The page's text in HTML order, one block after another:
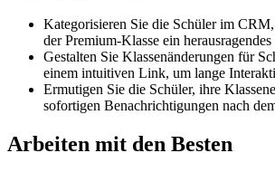
Kategorisieren Sie die Schüler im
der Premium-Klasse ein
Gestalten Sie Klassenänderungen für
einem intuitiven Link, um lange
Ermutigen Sie die Schüler, ihre
sofortigen Benachrichtigungen nach
Arbeiten mit den Besten